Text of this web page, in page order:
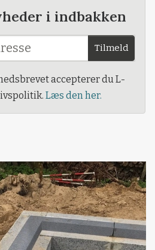
i indbakken
Tilmeld
accepterer du L-
Læs den her.